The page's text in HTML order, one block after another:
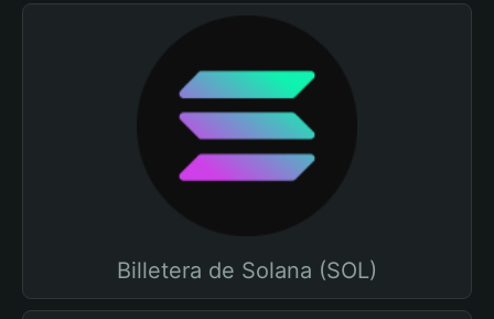
Billetera de Solana (SOL)